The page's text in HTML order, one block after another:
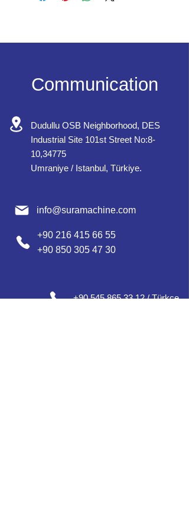
Communication
Dudullu OSB Neighborhood, DES
Industrial Site 101st Street No:8-
10,34775
Umraniye / Istanbul, Türkiye.
info@suramachine.com
+90 216 415 66 55
+90 850 305 47 30
+90 545 865 33 12 / Türkçe